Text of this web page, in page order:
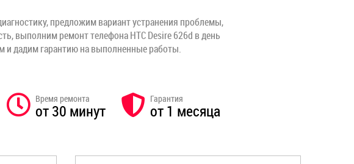
предложим вариант устранения проблемы,
выполним ремонт телефона HTC Desire 626d в день
и дадим гарантию на выполненные работы.
Время ремонта
от 30 минут
Гарантия
от 1 месяца